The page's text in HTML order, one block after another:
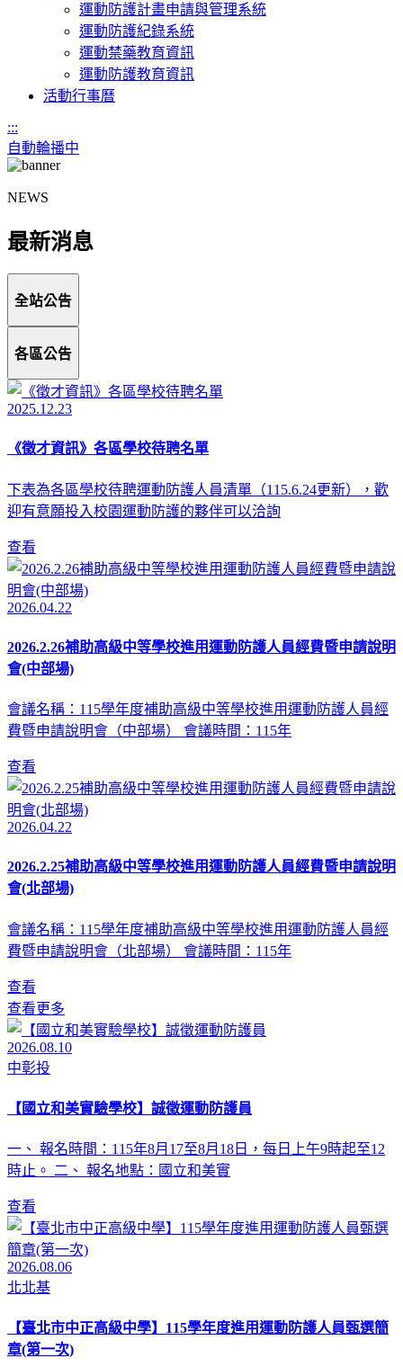
運動防護計畫申請與管理系統
運動防護紀錄系統
運動禁藥教育資訊
運動防護教育資訊
活動行事曆
:::
自動輪播中
NEWS
最新消息
全站公告
各區公告
2025.12.23
《徵才資訊》各區學校待聘名單
下表為各區學校待聘運動防護人員清單（115.6.24更新），歡
迎有意願投入校園運動防護的夥伴可以洽詢
查看
2026.04.22
2026.2.26補助高級中等學校進用運動防護人員經費暨申請說明
會(中部場)
會議名稱：115學年度補助高級中等學校進用運動防護人員經
費暨申請說明會（中部場） 會議時間：115年
查看
2026.04.22
2026.2.25補助高級中等學校進用運動防護人員經費暨申請說明
會(北部場)
會議名稱：115學年度補助高級中等學校進用運動防護人員經
費暨申請說明會（北部場） 會議時間：115年
查看
查看更多
2026.08.10
中彰投
【國立和美實驗學校】誠徵運動防護員
一、 報名時間：115年8月17至8月18日，每日上午9時起至12
時止。 二、 報名地點：國立和美實
查看
2026.08.06
北北基
【臺北市中正高級中學】115學年度進用運動防護人員甄選簡
章(第一次)